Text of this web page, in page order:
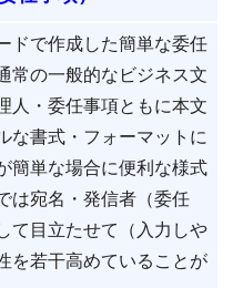
ドで作成した簡単な委任
常の一般的なビジネス文
人・委任事項ともに本文
な書式・フォーマットに
簡単な場合に便利な様式
は宛名・発信者（委任
て目立たせて（入力しや
を若干高めていることが